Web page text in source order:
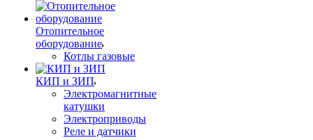
Отопительное
оборудование
Котлы газовые
КИП и ЗИП
Электромагнитные
катушки
Электроприводы
Реле и датчики